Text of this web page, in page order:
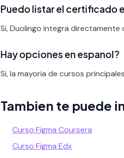
Puedo listar el certificado
Si, Duolingo integra
Hay opciones en espanol?
Si, la mayoria de cursos
Tambien te puede
Curso Figma Coursera
Curso Figma Edx